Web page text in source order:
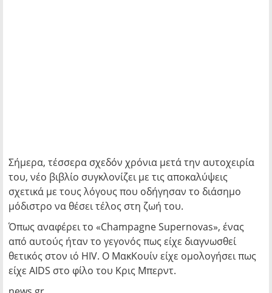
Σήμερα, τέσσερα σχεδόν χρόνια μετά την αυτοχειρία
του, νέο βιβλίο συγκλονίζει με τις αποκαλύψεις
σχετικά με τους λόγους που οδήγησαν το διάσημο
μόδιστρο να θέσει τέλος στη ζωή του.
Όπως αναφέρει το «Champagne Supernovas», ένας
από αυτούς ήταν το γεγονός πως είχε διαγνωσθεί
θετικός στον ιό HIV. Ο ΜακΚουίν είχε ομολογήσει πως
είχε AIDS στο φίλο του Κρις Μπερντ.